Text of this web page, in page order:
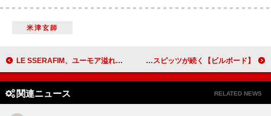
米津玄師
LE SSERAFIM、ユーモア溢れるコンセプト「WEIRD GARLIC」公開 【ビルボード】BE:FIRST「Stare In Wonder」2.5万DLでDLソング首位獲得 Hey! Say! JUMP／スピッツが続く
関連ニュース RELATED NEWS